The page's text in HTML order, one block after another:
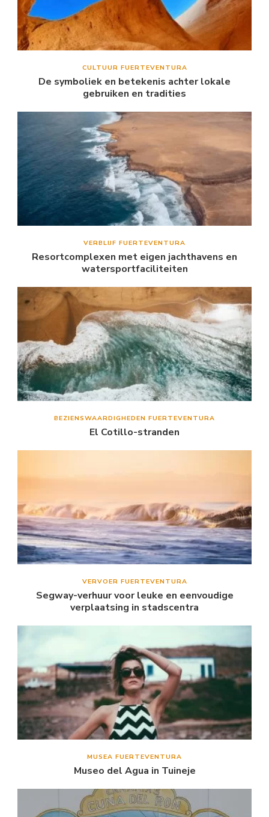
CULTUUR FUERTEVENTURA
De symboliek en betekenis achter lokale
gebruiken en tradities
VERBLIJF FUERTEVENTURA
Resortcomplexen met eigen jachthavens en
watersportfaciliteiten
BEZIENSWAARDIGHEDEN FUERTEVENTURA
El Cotillo-stranden
VERVOER FUERTEVENTURA
Segway-verhuur voor leuke en eenvoudige
verplaatsing in stadscentra
MUSEA FUERTEVENTURA
Museo del Agua in Tuineje